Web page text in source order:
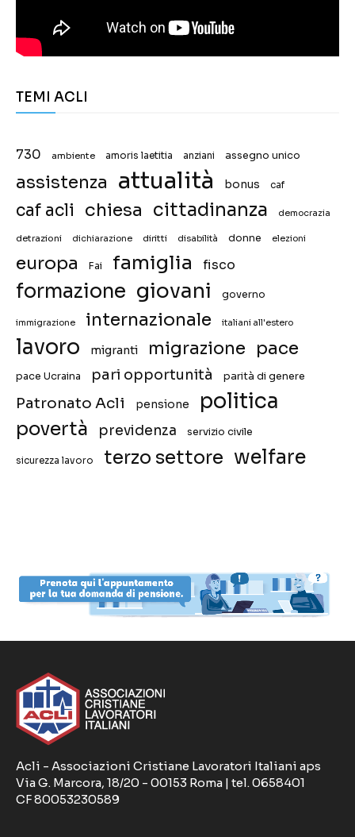
TEMI ACLI
730 ambiente amoris laetitia anziani assegno unico
assistenza attualità bonus caf
caf acli chiesa cittadinanza democrazia
detrazioni dichiarazione diritti disabilità donne elezioni
europa Fai famiglia fisco
formazione giovani governo
immigrazione internazionale italiani all'estero
lavoro migranti migrazione pace
pace Ucraina pari opportunità parità di genere
Patronato Acli pensione politica
povertà previdenza servizio civile
sicurezza lavoro terzo settore welfare
Acli - Associazioni Cristiane Lavoratori Italiani aps
Via G. Marcora, 18/20 - 00153 Roma | tel. 0658401
CF 80053230589